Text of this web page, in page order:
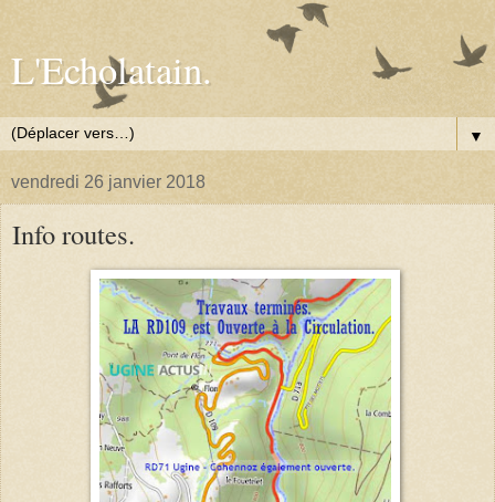
L'Echolatain.
▼
vendredi 26 janvier 2018
Info routes.